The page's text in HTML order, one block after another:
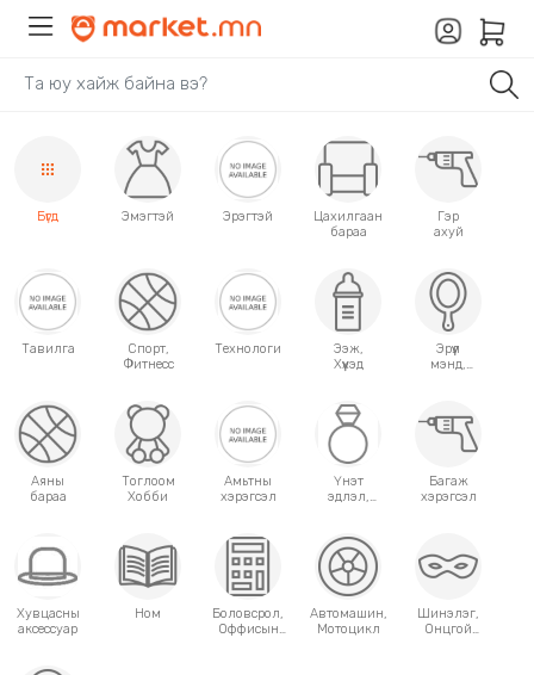
Бүгд Эмэгтэй Эрэгтэй
Цахилгаан
бараа
Гэр
ахуй
Тавилга
Спорт,
Фитнесс
Технологи
Ээж,
Хүүхэд
Эрүүл
мэнд,
Аяны
бараа
Тоглоом
Хобби
Амьтны
хэрэгсэл
Үнэт
эдлэл,
Багаж
хэрэгсэл
Хувцасны
аксессуар
Ном
Боловсрол,
Оффисын
Автомашин,
Мотоцикл
Шинэлэг,
Онцгой